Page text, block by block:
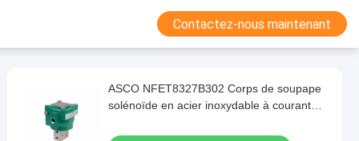
Contactez-nous maintenant
ASCO NFET8327B302 Corps de soupape
solénoïde en acier inoxydable à courant